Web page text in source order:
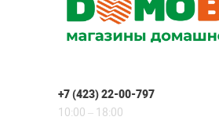
+7 (423) 22-00-797
10:00 – 18:00